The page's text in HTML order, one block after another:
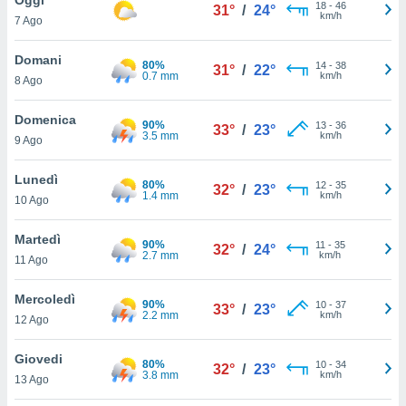
è
al sito
di
ci
di
il
un
la
nella
7 Ago
31° / 24° 18- 46
km/h
Domani
8 Ago
80%
0.7 mm
31° / 22° 14- 38
km/h
Domenica
9 Ago
90%
3.5 mm
33° / 23° 13- 36
km/h
Lunedì
10 Ago
80%
1.4 mm
32° / 23° 12- 35
km/h
Martedì
11 Ago
90%
2.7 mm
32° / 24° 11 - 35
km/h
Mercoledì
12 Ago
90%
2.2 mm
33° / 23° 10- 37
km/h
Giovedi
13 Ago
80%
3.8 mm
32° / 23° 10- 34
km/h